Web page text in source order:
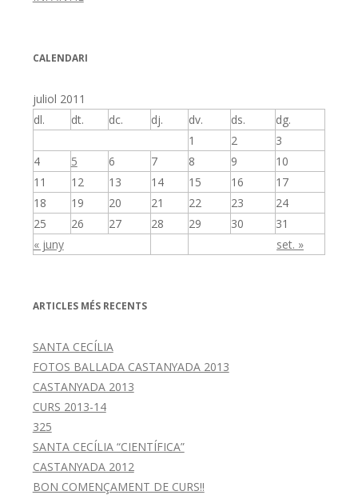
CALENDARI
juliol 2011
dl.
dt. dc. dj. dv. ds. dg.
« juny set. »
1 2
3
4
5 6 7 8 9
10
11
12 13 14 15 16
17
18
19 20 21 22 23
24
25
26 27 28 29 30 31
ARTICLES MÉS RECENTS
SANTA CECÍLIA
FOTOS BALLADA CASTANYADA 2013
CASTANYADA 2013
CURS 2013-14
325
SANTA CECÍLIA “CIENTÍFICA”
CASTANYADA 2012
BON COMENÇAMENT DE CURS!!